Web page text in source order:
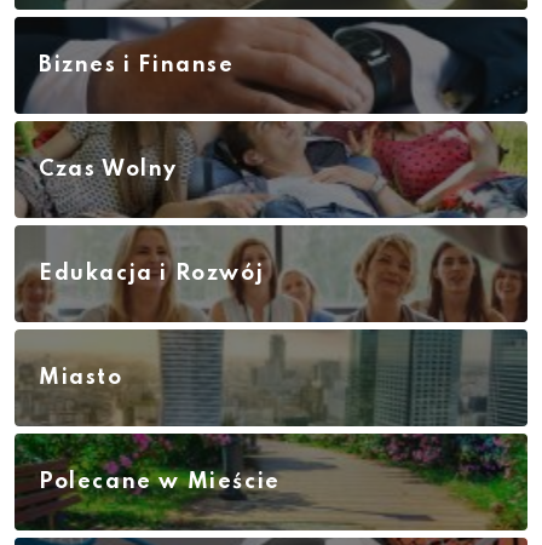
Biznes i Finanse
Czas Wolny
Edukacja i Rozwój
Miasto
Polecane w Mieście